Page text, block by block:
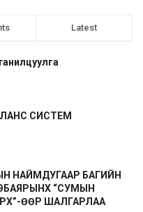
Latest
СИСТЕМ
НАЙМДУГААР БАГИЙН
“СУМЫН
ӨӨР ШАЛГАРЛАА